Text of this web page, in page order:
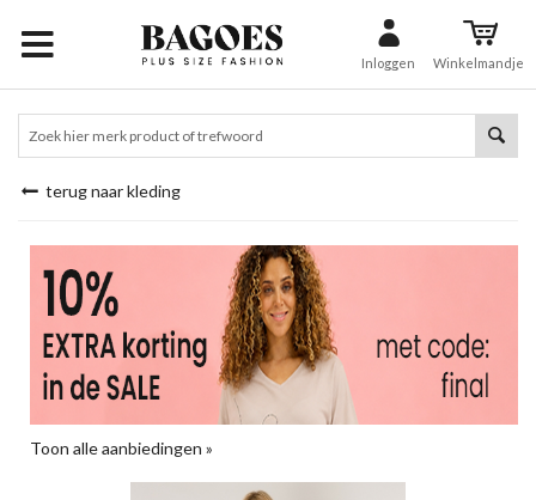
Inloggen Winkelmandje
terug naar kleding
Toon alle aanbiedingen »